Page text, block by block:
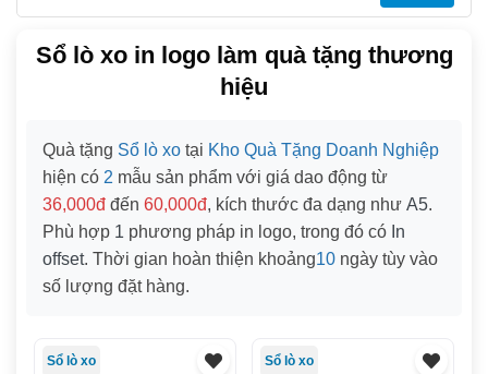
Sổ lò xo in logo làm quà tặng thương
hiệu
Quà tặng Sổ lò xo tại Kho Quà Tặng Doanh Nghiệp
hiện có 2 mẫu sản phẩm với giá dao động từ
36,000đ đến 60,000đ, kích thước đa dạng như A5.
Phù hợp 1 phương pháp in logo, trong đó có In
offset. Thời gian hoàn thiện khoảng10 ngày tùy vào
số lượng đặt hàng.
Sổ lò xo Sổ lò xo